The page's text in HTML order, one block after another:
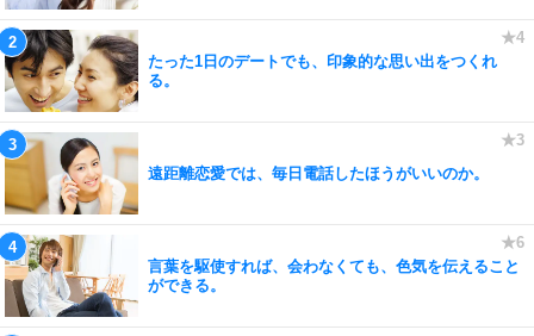
たった1日のデートでも、印象的な思い出をつくれ
る。
遠距離恋愛では、毎日電話したほうがいいのか。
言葉を駆使すれば、会わなくても、色気を伝えること
ができる。